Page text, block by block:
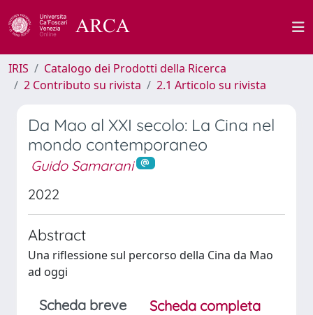
IRIS
Catalogo dei Prodotti della Ricerca
2 Contributo su rivista
2.1 Articolo su rivista
Da Mao al XXI secolo: La Cina nel
mondo contemporaneo
Guido Samarani
2022
Abstract
Una riflessione sul percorso della Cina da Mao
ad oggi
Scheda breve
Scheda completa